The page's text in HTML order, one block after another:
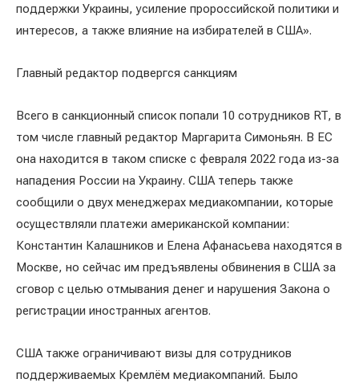
поддержки Украины, усиление пророссийской политики и
интересов, а также влияние на избирателей в США».
Главный редактор подвергся санкциям
Всего в санкционный список попали 10 сотрудников RT, в
том числе главный редактор Маргарита Симоньян. В ЕС
она находится в таком списке с февраля 2022 года из-за
нападения России на Украину. США теперь также
сообщили о двух менеджерах медиакомпании, которые
осуществляли платежи американской компании:
Константин Калашников и Елена Афанасьева находятся в
Москве, но сейчас им предъявлены обвинения в США за
сговор с целью отмывания денег и нарушения Закона о
регистрации иностранных агентов.
США также ограничивают визы для сотрудников
поддерживаемых Кремлём медиакомпаний. Было